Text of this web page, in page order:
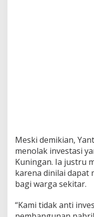
Meski demikian,
menolak investasi
Kuningan. Ia justru
karena dinilai dapat
bagi warga sekitar.
“Kami tidak anti